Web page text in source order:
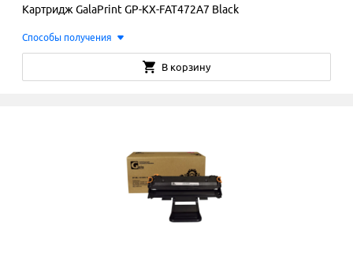
Картридж GalaPrint GP-KX-FAT472A7 Black
Способы получения
В корзину